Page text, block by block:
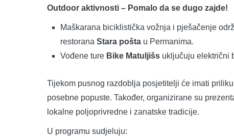
Outdoor aktivnosti – Pomalo da se dugo zajde!
Maškarana biciklistička vožnja i pješačenje
restorana Stara poštau Permanima.
Vođene ture Bike Matuljišsuključuju električni
Tijekom pusnog razdoblja posjetitelji će imati
posebne popuste. Također, organizirane su
lokalne poljoprivredne i zanatske tradicije.
U programu sudjeluju: